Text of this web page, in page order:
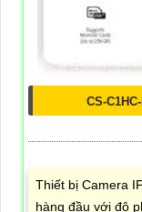
CS-
Thiết bị Camera
hàng đầu với độ